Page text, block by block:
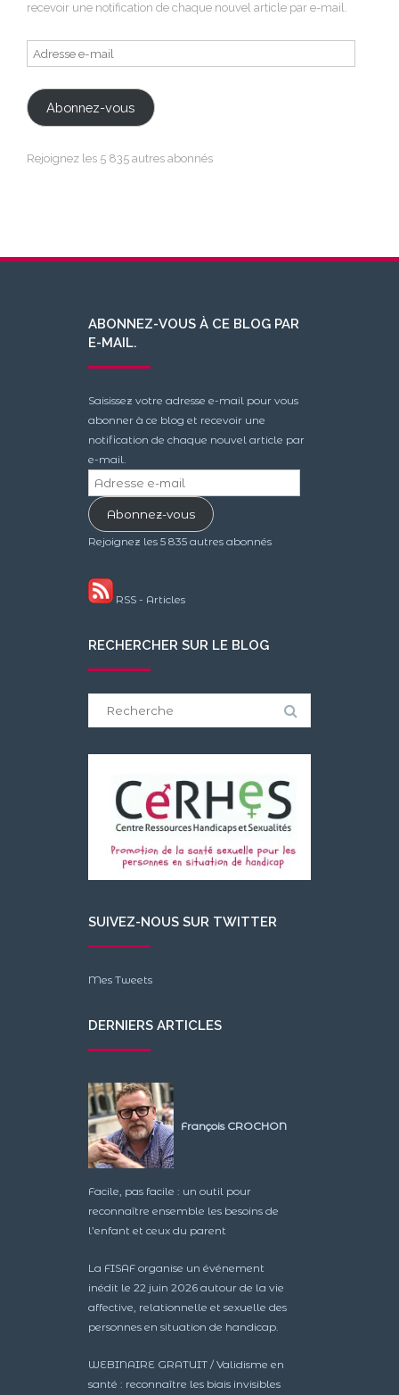
recevoir une notification de chaque nouvel article par e-mail.
Adresse
e-
mail
Abonnez-vous
Rejoignez les 5 835 autres abonnés
ABONNEZ-VOUS À CE BLOG PAR
E-MAIL.
Saisissez votre adresse e-mail pour vous
abonner à ce blog et recevoir une
notification de chaque nouvel article par
e-mail.
Adresse
e-
mailAbonnez-vous
Rejoignez les 5 835 autres abonnés
RSS - Articles
RECHERCHER SUR LE BLOG
SUIVEZ-NOUS SUR TWITTER
Mes Tweets
DERNIERS ARTICLES
François CROCHON
Facile, pas facile : un outil pour
reconnaître ensemble les besoins de
l’enfant et ceux du parent
La FISAF organise un événement
inédit le 22 juin 2026 autour de la vie
affective, relationnelle et sexuelle des
personnes en situation de handicap.
WEBINAIRE GRATUIT / Validisme en
santé : reconnaître les biais invisibles